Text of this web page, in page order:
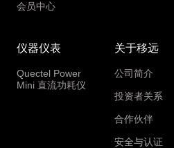
会员中心
仪器仪表
Quectel Power
Mini 直流功耗仪
关于移远
公司简介
投资者关系
合作伙伴
安全与认证